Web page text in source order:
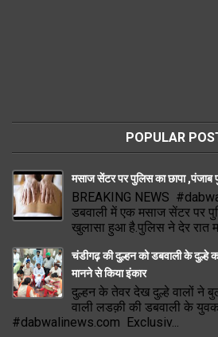
POPULAR
मसाज सेंटर पर पुलिस का छापा ,पंजाब
BREAKING NEWS
डबवाली में एक मसाज सेंटर पर
खुलासा हुआ है.पुलिस ने देर रात
चंडीगढ़ की दुल्हन को डबवाली के दुल्हे
मानने से किया इंकार
दुल्हन के तेवर देख दुल्हे वालों ने
वाली लडक़ी की डबवाली के
#dabwalinews.com Exclusiv...